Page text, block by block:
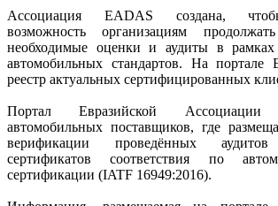
Ассоциация EADAS создана,
возможность организациям
необходимые оценки и аудиты в
автомобильных стандартов. На портале
реестр актуальных сертифицированных
Портал Евразийской
автомобильных поставщиков, где
верификации проведённых
сертификатов соответствия по
сертификации (IATF 16949:2016).